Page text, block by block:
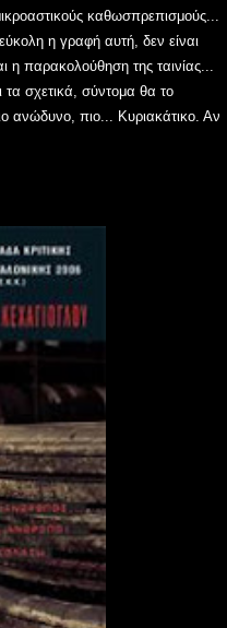
καθωσπρεπισμούς...
εύκολη η γραφή αυτή, δεν είναι
η παρακολούθηση της ταινίας...
τα σχετικά, σύντομα θα το
ανώδυνο, πιο... Κυριακάτικο. Αν